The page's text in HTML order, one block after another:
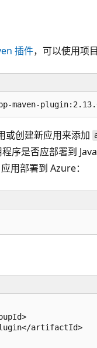
插件，可以使用项
或创建新应用来添加
序是否应部署到
用部署到 Azure：
artifactId>